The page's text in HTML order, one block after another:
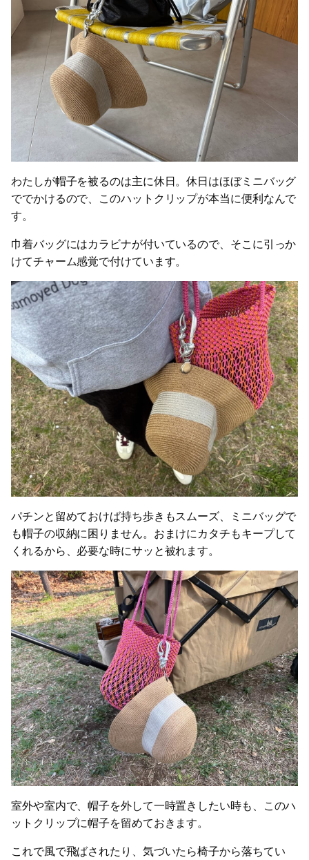
わたしが帽子を被るのは主に休日。休日はほぼミニバッグ
ででかけるので、このハットクリップが本当に便利なんで
す。
巾着バッグにはカラビナが付いているので、そこに引っか
けてチャーム感覚で付けています。
パチンと留めておけば持ち歩きもスムーズ、ミニバッグで
も帽子の収納に困りません。おまけにカタチもキープして
くれるから、必要な時にサッと被れます。
室外や室内で、帽子を外して一時置きしたい時も、このハ
ットクリップに帽子を留めておきます。
これで風で飛ばされたり、気づいたら椅子から落ちてい